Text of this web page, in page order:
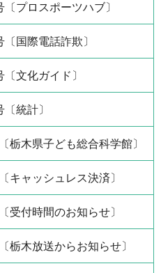
プロスポーツハブ〕
国際電話詐欺〕
文化ガイド〕
統計〕
栃木県子ども総合科学館〕
キャッシュレス決済〕
受付時間のお知らせ〕
栃木放送からお知らせ〕